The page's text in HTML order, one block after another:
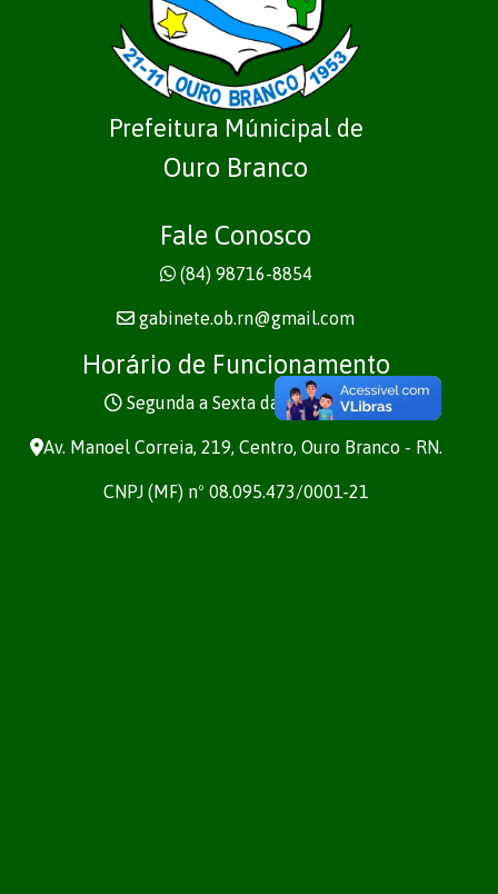
Prefeitura Múnicipal de
Ouro Branco
Fale Conosco
(84) 98716-8854
gabinete.ob.rn@gmail.com
Horário de Funcionamento
Segunda a Sexta das 7h às 13h
Av. Manoel Correia, 219, Centro, Ouro Branco - RN.
CNPJ (MF) nº 08.095.473/0001-21